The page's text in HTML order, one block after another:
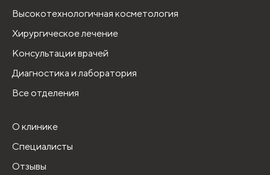
Высокотехнологичная косметология
Хирургическое лечение
Консультации врачей
Диагностика и лаборатория
Все отделения
О клинике
Специалисты
Отзывы